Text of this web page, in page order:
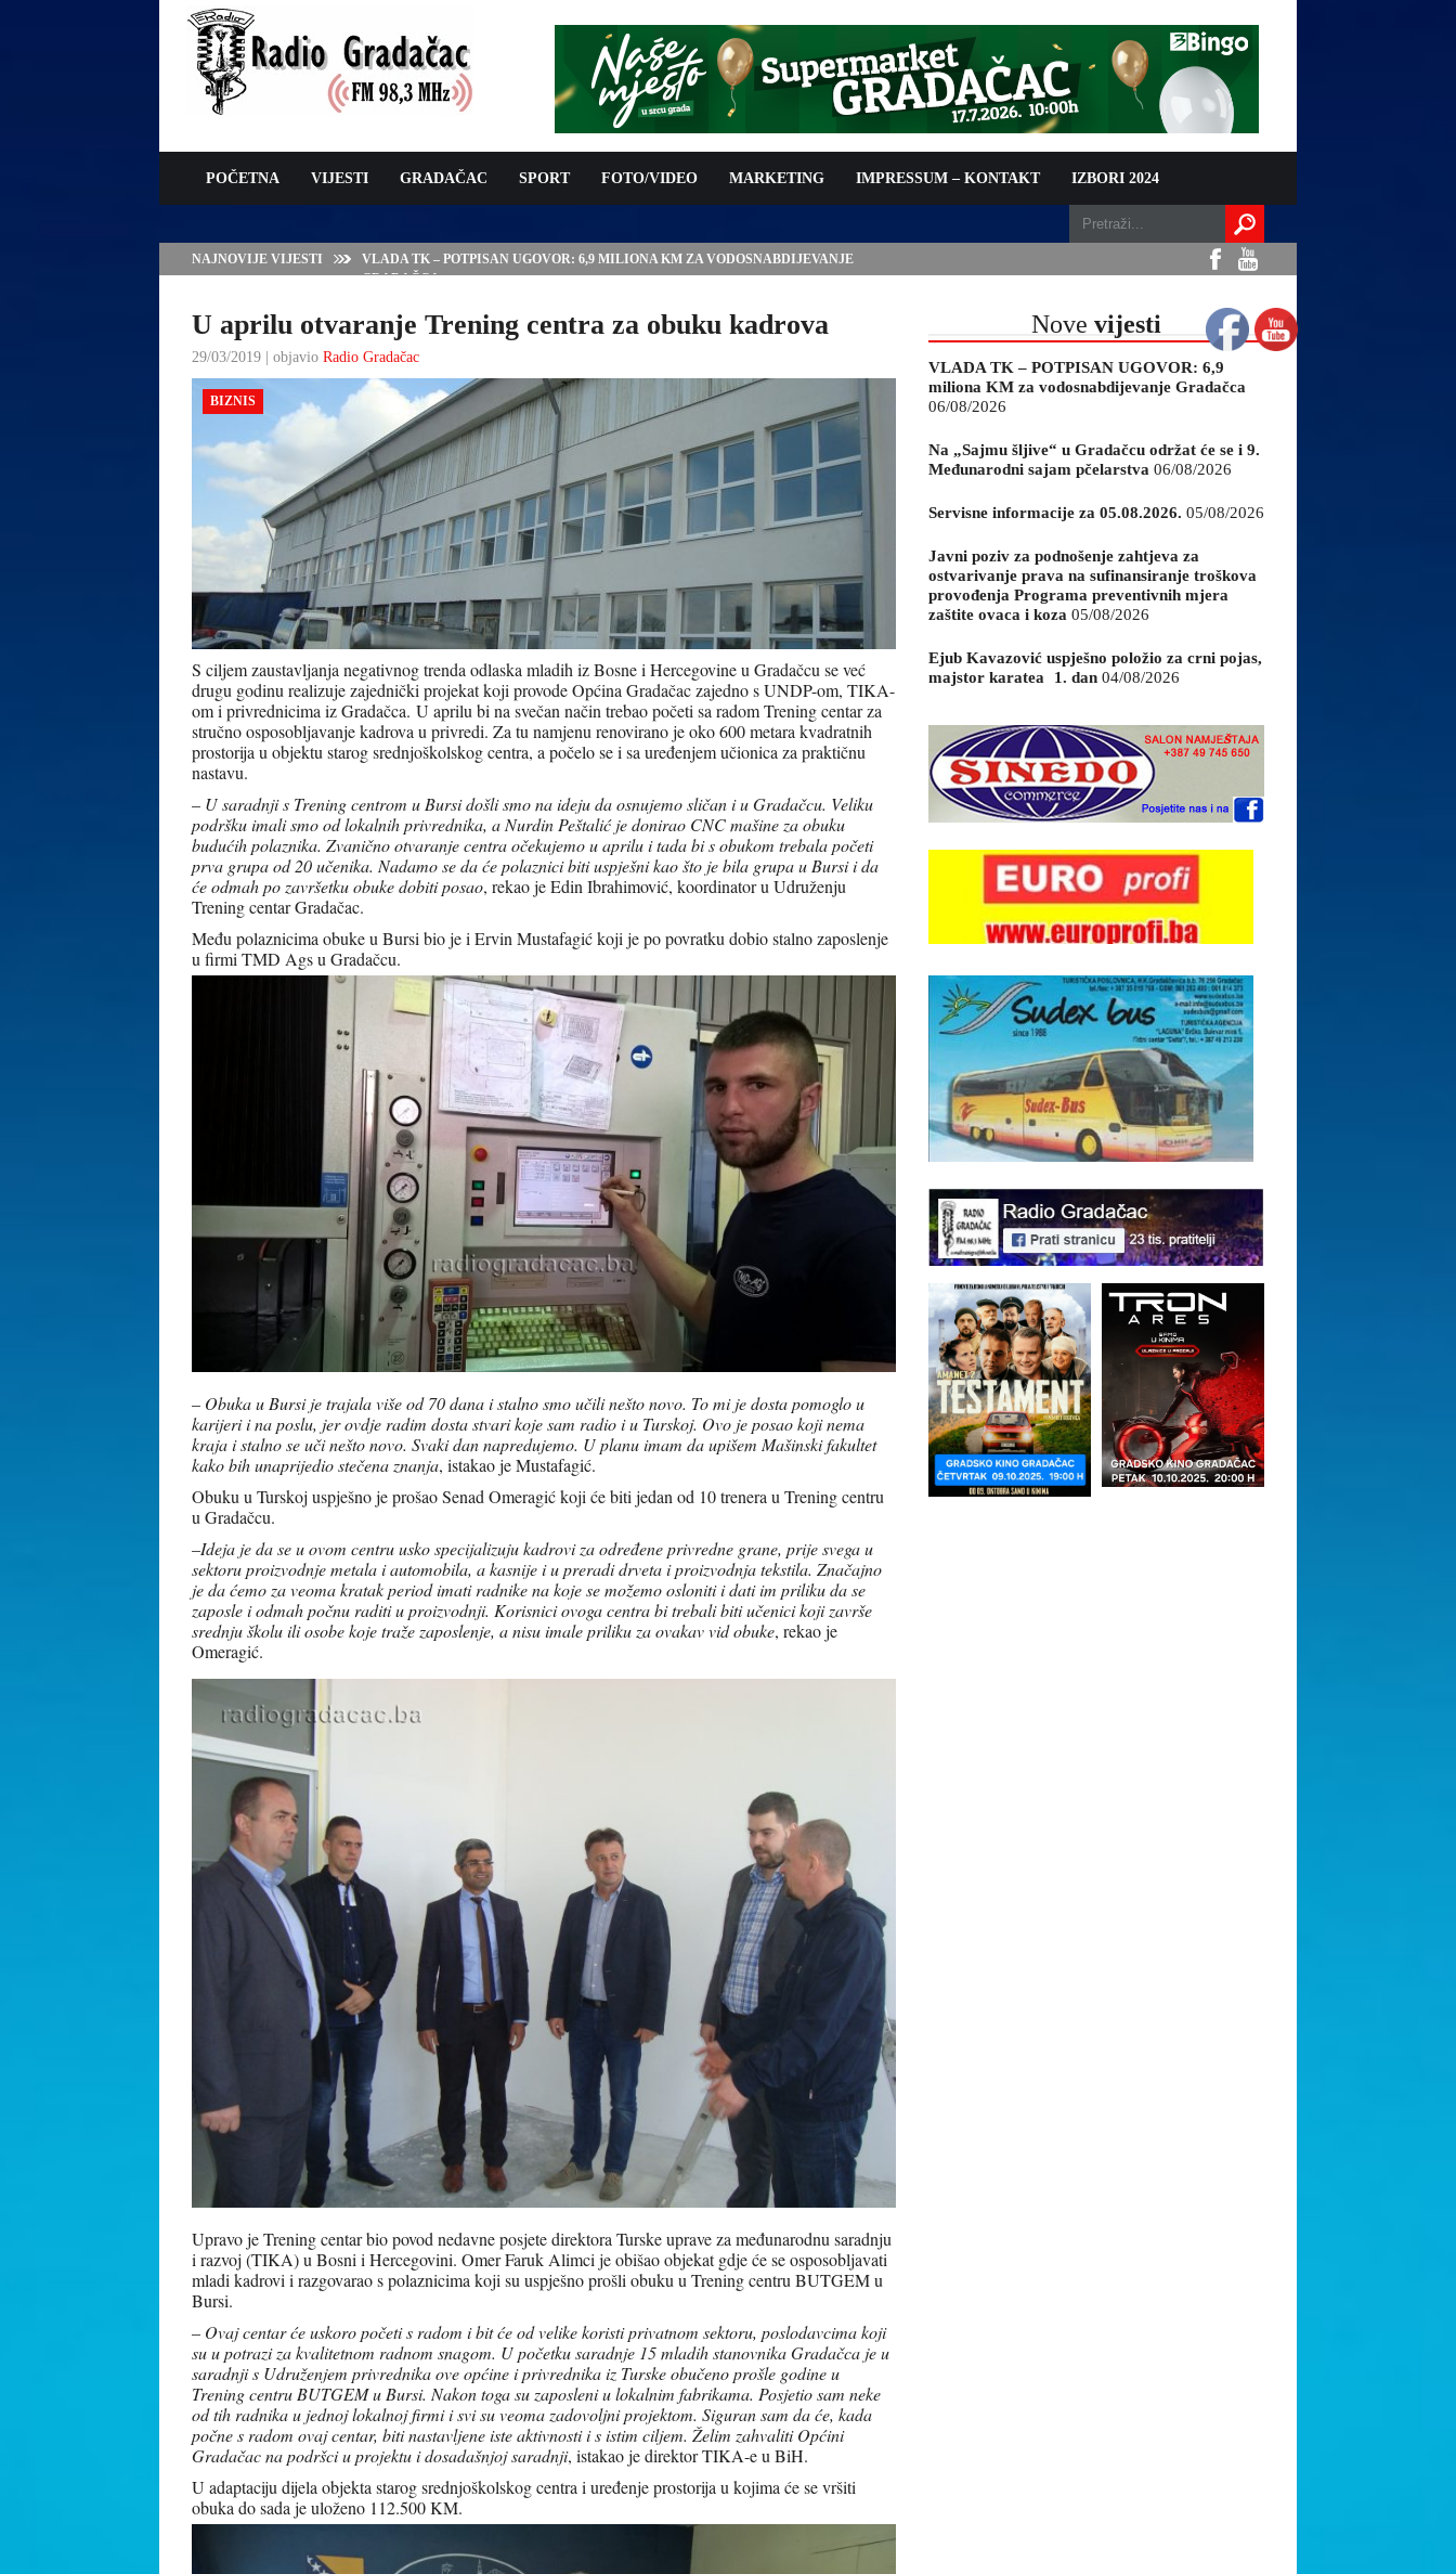
POČETNA VIJESTI GRADAČAC SPORT FOTO/VIDEO MARKETING IMPRESSUM – KONTAKT IZBORI 2024
NAJNOVIJE VIJESTI
VLADA TK – POTPISAN UGOVOR: 6,9 MILIONA KM ZA VODOSNABDIJEVANJE
GRADAČCA
U aprilu otvaranje Trening centra za obuku kadrova
29/03/2019 | objavio Radio Gradačac
BIZNIS
S ciljem zaustavljanja negativnog trenda odlaska mladih iz Bosne i Hercegovine u Gradačcu se već
drugu godinu realizuje zajednički projekat koji provode Općina Gradačac zajedno s UNDP-om, TIKA-
om i privrednicima iz Gradačca. U aprilu bi na svečan način trebao početi sa radom Trening centar za
stručno osposobljavanje kadrova u privredi. Za tu namjenu renovirano je oko 600 metara kvadratnih
prostorija u objektu starog srednjoškolskog centra, a počelo se i sa uređenjem učionica za praktičnu
nastavu.
– U saradnji s Trening centrom u Bursi došli smo na ideju da osnujemo sličan i u Gradačcu. Veliku
podršku imali smo od lokalnih privrednika, a Nurdin Peštalić je donirao CNC mašine za obuku
budućih polaznika. Zvanično otvaranje centra očekujemo u aprilu i tada bi s obukom trebala početi
prva grupa od 20 učenika. Nadamo se da će polaznici biti uspješni kao što je bila grupa u Bursi i da
će odmah po završetku obuke dobiti posao, rekao je Edin Ibrahimović, koordinator u Udruženju
Trening centar Gradačac.
Među polaznicima obuke u Bursi bio je i Ervin Mustafagić koji je po povratku dobio stalno zaposlenje
u firmi TMD Ags u Gradačcu.
– Obuka u Bursi je trajala više od 70 dana i stalno smo učili nešto novo. To mi je dosta pomoglo u
karijeri i na poslu, jer ovdje radim dosta stvari koje sam radio i u Turskoj. Ovo je posao koji nema
kraja i stalno se uči nešto novo. Svaki dan napredujemo. U planu imam da upišem Mašinski fakultet
kako bih unaprijedio stečena znanja, istakao je Mustafagić.
Obuku u Turskoj uspješno je prošao Senad Omeragić koji će biti jedan od 10 trenera u Trening centru
u Gradačcu.
–Ideja je da se u ovom centru usko specijalizuju kadrovi za određene privredne grane, prije svega u
sektoru proizvodnje metala i automobila, a kasnije i u preradi drveta i proizvodnja tekstila. Značajno
je da ćemo za veoma kratak period imati radnike na koje se možemo osloniti i dati im priliku da se
zaposle i odmah počnu raditi u proizvodnji. Korisnici ovoga centra bi trebali biti učenici koji završe
srednju školu ili osobe koje traže zaposlenje, a nisu imale priliku za ovakav vid obuke, rekao je
Omeragić.
Upravo je Trening centar bio povod nedavne posjete direktora Turske uprave za međunarodnu saradnju
i razvoj (TIKA) u Bosni i Hercegovini. Omer Faruk Alimci je obišao objekat gdje će se osposobljavati
mladi kadrovi i razgovarao s polaznicima koji su uspješno prošli obuku u Trening centru BUTGEM u
Bursi.
– Ovaj centar će uskoro početi s radom i bit će od velike koristi privatnom sektoru, poslodavcima koji
su u potrazi za kvalitetnom radnom snagom. U početku saradnje 15 mladih stanovnika Gradačca je u
saradnji s Udruženjem privrednika ove općine i privrednika iz Turske obučeno prošle godine u
Trening centru BUTGEM u Bursi. Nakon toga su zaposleni u lokalnim fabrikama. Posjetio sam neke
od tih radnika u jednoj lokalnoj firmi i svi su veoma zadovoljni projektom. Siguran sam da će, kada
počne s radom ovaj centar, biti nastavljene iste aktivnosti i s istim ciljem. Želim zahvaliti Općini
Gradačac na podršci u projektu i dosadašnjoj saradnji, istakao je direktor TIKA-e u BiH.
U adaptaciju dijela objekta starog srednjoškolskog centra i uređenje prostorija u kojima će se vršiti
obuka do sada je uloženo 112.500 KM.
Nove vijesti
VLADA TK – POTPISAN UGOVOR: 6,9
miliona KM za vodosnabdijevanje Gradačca
06/08/2026
Na „Sajmu šljive“ u Gradačcu održat će se i 9.
Međunarodni sajam pčelarstva 06/08/2026
Servisne informacije za 05.08.2026. 05/08/2026
Javni poziv za podnošenje zahtjeva za
ostvarivanje prava na sufinansiranje troškova
provođenja Programa preventivnih mjera
zaštite ovaca i koza 05/08/2026
Ejub Kavazović uspješno položio za crni pojas,
majstor karatea 1. dan 04/08/2026